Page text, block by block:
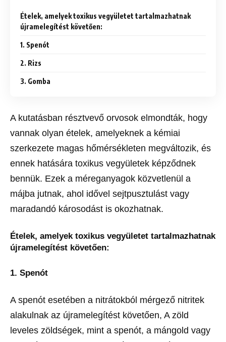
Ételek, amelyek toxikus vegyületet tartalmazhatnak
újramelegítést követően:
1. Spenót
2. Rizs
3. Gomba
A kutatásban résztvevő orvosok elmondták, hogy
vannak olyan ételek, amelyeknek a kémiai
szerkezete magas hőmérsékleten megváltozik, és
ennek hatására toxikus vegyületek képződnek
bennük. Ezek a méreganyagok közvetlenül a
májba jutnak, ahol idővel sejtpusztulást vagy
maradandó károsodást is okozhatnak.
Ételek, amelyek toxikus vegyületet tartalmazhatnak
újramelegítést követően:
1. Spenót
A spenót esetében a nitrátokból mérgező nitritek
alakulnak az újramelegítést követően, A zöld
leveles zöldségek, mint a spenót, a mángold vagy